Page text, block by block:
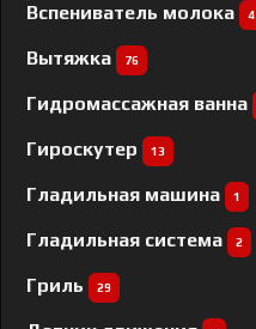
Вспениватель молока 4
Вытяжка 76
Гидромассажная ванна
Гироскутер 13
Гладильная машина 1
Гладильная система 2
Гриль 29